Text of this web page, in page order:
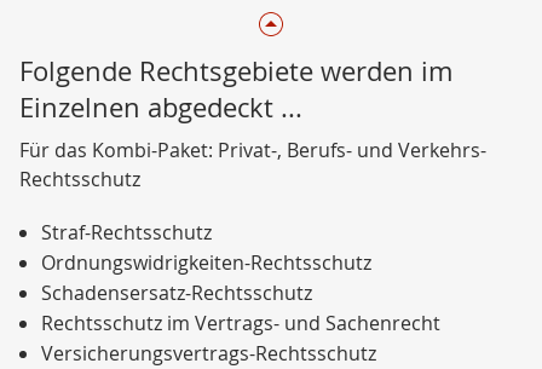
Folgende Rechtsgebiete werden im
Einzelnen abgedeckt ...
Für das Kombi-Paket: Privat-, Berufs- und Verkehrs-
Rechtsschutz
Straf-Rechtsschutz
Ordnungswidrigkeiten-Rechtsschutz
Schadensersatz-Rechtsschutz
Rechtsschutz im Vertrags- und Sachenrecht
Versicherungsvertrags-Rechtsschutz